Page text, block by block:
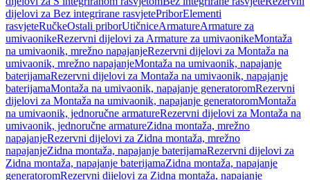
dijelovi za Bez integrirane rasvjetePriborElementi
rasvjeteRučkeOstali priborUtičniceArmatureArmature za
umivaonikeRezervni dijelovi za Armature za umivaonikeMontaža
na umivaonik, mrežno napajanjeRezervni dijelovi za Montaža na
umivaonik, mrežno napajanjeMontaža na umivaonik, napajanje
baterijamaRezervni dijelovi za Montaža na umivaonik, napajanje
baterijamaMontaža na umivaonik, napajanje generatoromRezervni
dijelovi za Montaža na umivaonik, napajanje generatoromMontaža
na umivaonik, jednoručne armatureRezervni dijelovi za Montaža na
umivaonik, jednoručne armatureZidna montaža, mrežno
napajanjeRezervni dijelovi za Zidna montaža, mrežno
napajanjeZidna montaža, napajanje baterijamaRezervni dijelovi za
Zidna montaža, napajanje baterijamaZidna montaža, napajanje
generatoromRezervni dijelovi za Zidna montaža, napajanje